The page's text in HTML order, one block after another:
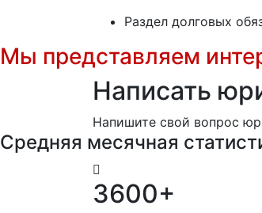
Раздел долговых
Мы представляем
Написать
Напишите свой вопрос
Средняя месячная
3600+